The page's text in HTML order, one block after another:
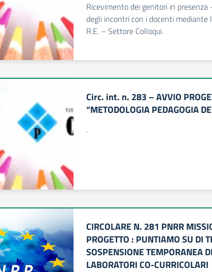
Ricevimento dei genitori in presenza
degli incontri con i docenti mediante
R.E. – Settore Colloqui.
Circ. int. n. 283 – AVVIO
“METODOLOGIA PEDAGOGIA
.
CIRCOLARE N. 281 PNRR
PROGETTO : PUNTIAMO SU DI
SOSPENSIONE TEMPORANEA
LABORATORI CO-CURRICOLARI